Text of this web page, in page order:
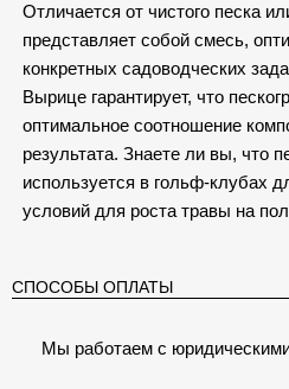
Отличается от чистого песка
представляет собой смесь,
конкретных садоводческих
Вырице гарантирует, что
оптимальное соотношение
результата. Знаете ли вы, что
используется в гольф-клубах
условий для роста травы на
СПОСОБЫ ОПЛАТЫ
Мы работаем с